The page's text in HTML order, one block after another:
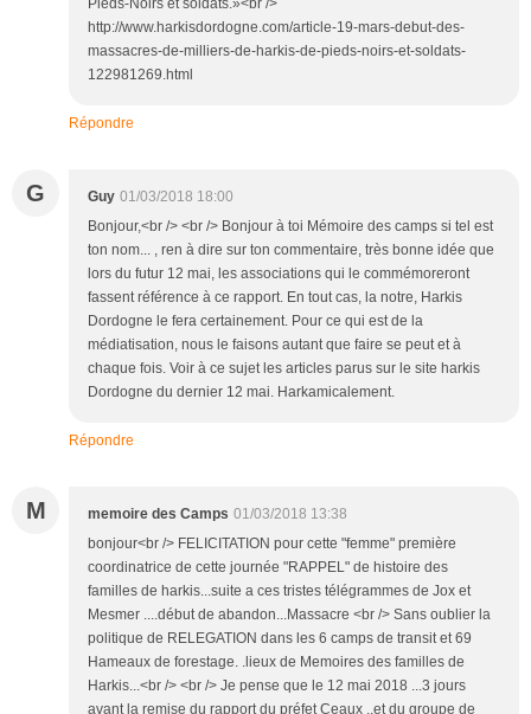
Pieds-Noirs et soldats.»<br />
http://www.harkisdordogne.com/article-19-mars-debut-des-
massacres-de-milliers-de-harkis-de-pieds-noirs-et-soldats-
122981269.html
Répondre
G Guy 01/03/2018 18:00
Bonjour,<br /> <br /> Bonjour à toi Mémoire des camps si tel est
ton nom... , ren à dire sur ton commentaire, très bonne idée que
lors du futur 12 mai, les associations qui le commémoreront
fassent référence à ce rapport. En tout cas, la notre, Harkis
Dordogne le fera certainement. Pour ce qui est de la
médiatisation, nous le faisons autant que faire se peut et à
chaque fois. Voir à ce sujet les articles parus sur le site harkis
Dordogne du dernier 12 mai. Harkamicalement.
Répondre
M memoire des Camps 01/03/2018 13:38
bonjour<br /> FELICITATION pour cette "femme" première
coordinatrice de cette journée "RAPPEL" de histoire des
familles de harkis...suite a ces tristes télégrammes de Jox et
Mesmer ....début de abandon...Massacre <br /> Sans oublier la
politique de RELEGATION dans les 6 camps de transit et 69
Hameaux de forestage. .lieux de Memoires des familles de
Harkis...<br /> <br /> Je pense que le 12 mai 2018 ...3 jours
avant la remise du rapport du préfet Ceaux ..et du groupe de